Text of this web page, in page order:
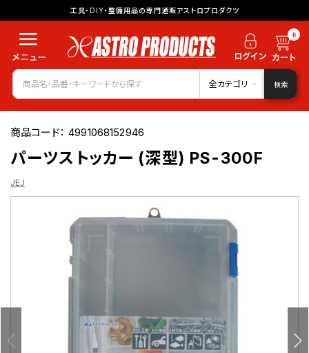
工具・DIY・整備用品の専門通販アストロプロダクツ
0
全カテゴリ 検索
商品コード：4991068152946
パーツストッカー (深型) PS-300F
JEJ